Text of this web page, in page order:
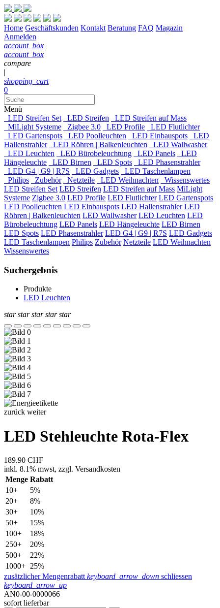
Home Geschäftskunden Kontakt Beratung FAQ Magazin
Anmelden
account_box
account_box
compare
|
shopping_cart
0
Menü
LED Streifen Set
LED Streifen
LED Streifen auf Mass
MiLight Systeme
Zigbee 3.0 LED Profile
LED Flutlichter
LED Gartenspots
LED Poolleuchten LED Einbauspots
LED
Hallenstrahler
LED Röhren | Balkenleuchten
LED Wallwasher
LED Leuchten
LED Bürobeleuchtung LED Panels
LED
Hängeleuchte
LED Birnen LED Spots
LED Phasenstrahler
LED G4 | G9 | R7S
LED Gadgets
LED Taschenlampen
Philips
Zubehör Netzteile LED Weihnachten
Wissenswertes
LED Streifen Set LED Streifen LED Streifen auf Mass MiLight
Systeme Zigbee 3.0 LED Profile LED Flutlichter LED Gartenspots
LED Poolleuchten LED Einbauspots LED Hallenstrahler LED
Röhren | Balkenleuchten LED Wallwasher LED Leuchten LED
Bürobeleuchtung LED Panels LED Hängeleuchte LED Birnen
LED Spots LED Phasenstrahler LED G4 | G9 | R7S LED Gadgets
LED Taschenlampen Philips Zubehör Netzteile LED Weihnachten
Wissenswertes
Suchergebnis
Produkte
LED Leuchten
star star star star star
zurück weiter
LED Stehleuchte Rota-Flex
189.90 CHF
inkl. 8.1% mwst, zzgl. Versandkosten
Menge Rabatt
10+
5%
20+
8%
30+
10%
50+
15%
100+
18%
250+
20%
500+
22%
1000+ 25%
zusätzlicher Mengenrabatt keyboard_arrow_down schliessen
keyboard_arrow_up
AN0-00-0000066
sofort lieferbar